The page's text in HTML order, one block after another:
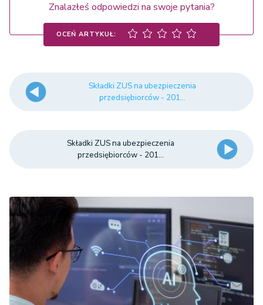
Znalazłeś odpowiedzi na swoje pytania?
OCEŃ ARTYKUŁ:
Składki ZUS na ubezpieczenia
przedsiębiorców - 201...
Składki ZUS na ubezpieczenia
przedsiębiorców - 201...